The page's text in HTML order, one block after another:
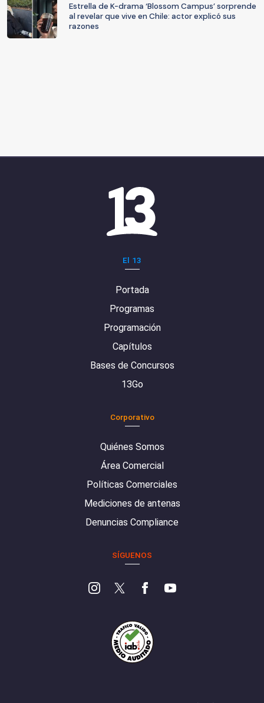
Estrella de K-drama ‘Blossom Campus’ sorprende
al revelar que vive en Chile: actor explicó sus
razones
El 13
Portada
Programas
Programación
Capítulos
Bases de Concursos
13Go
Corporativo
Quiénes Somos
Área Comercial
Políticas Comerciales
Mediciones de antenas
Denuncias Compliance
SÍGUENOS